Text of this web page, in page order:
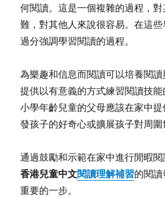
何閱讀。這是一個複雜的過程，
難，對其他人來說很容易。在這
過分強調學習閱讀的過程。
為樂趣和信息而閱讀可以培養閱
提供以有意義的方式練習閱讀技能
小學年齡兒童的父母應該在家中
發孩子的好奇心或擴展孩子對周圍
通過鼓勵和示範在家中進行閒暇
香港兒童中文閱讀理解補習的閱
重要的一步。